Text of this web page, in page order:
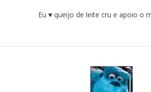
Eu ♥ queijo de leite cru e apoio o